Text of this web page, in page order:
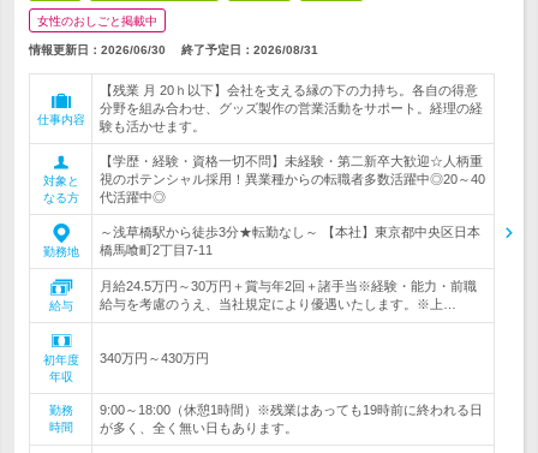
女性のおしごと掲載中
情報更新日：2026/06/30 終了予定日： 2026/08/31
仕事内容
【残業 月 20ｈ以下】会社を支える縁の下の力持ち。各自の得意
分野を組み合わせ、グッズ製作の営業活動をサポート。経理の経
験も活かせます。
対象と
なる方
【学歴・経験・資格一切不問】未経験・第二新卒大歓迎☆人柄重
視のポテンシャル採用！異業種からの転職者多数活躍中◎20～40
代活躍中◎
勤務地
～浅草橋駅から徒歩3分★転勤なし～ 【本社】東京都中央区日本
橋馬喰町2丁目7‐11
給与
月給24.5万円～30万円＋賞与年2回＋諸手当※経験・能力・前職
給与を考慮のうえ、当社規定により優遇いたします。※上…
初年度
年収
340万円～430万円
勤務
時間
9:00～18:00（休憩1時間）※残業はあっても19時前に終われる日
が多く、全く無い日もあります。